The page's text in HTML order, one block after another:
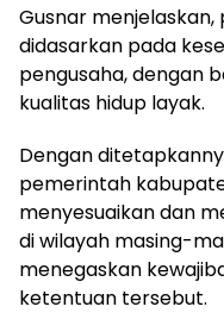
Gusnar
didasarkan pada
pengusaha, dengan
kualitas hidup layak.
Dengan
pemerintah
menyesuaikan dan
di wilayah masing-
menegaskan
ketentuan tersebut.